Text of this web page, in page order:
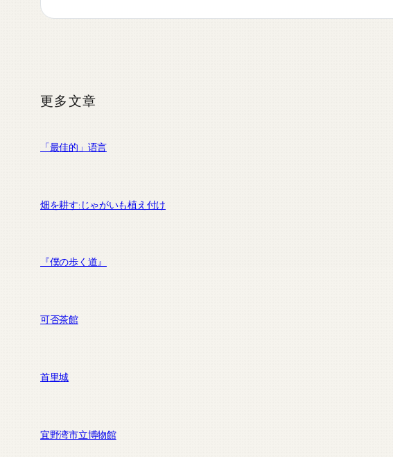
更多文章
「最佳的」语言
畑を耕す:じゃがいも植え付け
『僕の歩く道』
可否茶館
首里城
宜野湾市立博物館